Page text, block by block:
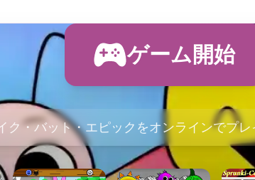
ゲーム開始
ク・バット・エピックをオンラインでプ